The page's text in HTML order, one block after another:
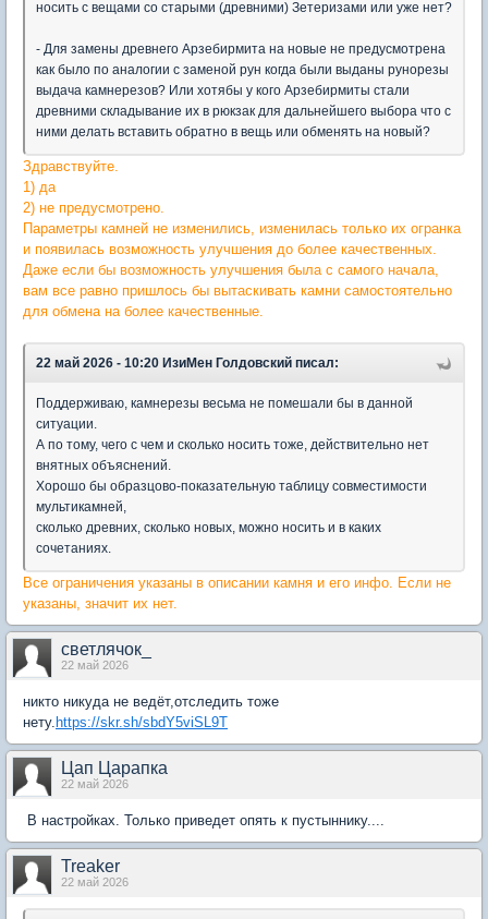
носить с вещами со старыми (древними) Зетеризами или уже нет?
- Для замены древнего Арзебирмита на новые не предусмотрена
как было по аналогии с заменой рун когда были выданы рунорезы
выдача камнерезов? Или хотябы у кого Арзебирмиты стали
древними складывание их в рюкзак для дальнейшего выбора что с
ними делать вставить обратно в вещь или обменять на новый?
Здравствуйте.
1) да
2) не предусмотрено.
Параметры камней не изменились, изменилась только их огранка
и появилась возможность улучшения до более качественных.
Даже если бы возможность улучшения была с самого начала,
вам все равно пришлось бы вытаскивать камни самостоятельно
для обмена на более качественные.
22 май 2026 - 10:20 ИзиМен Голдовский писал:
Поддерживаю, камнерезы весьма не помешали бы в данной
ситуации.
А по тому, чего с чем и сколько носить тоже, действительно нет
внятных объяснений.
Хорошо бы образцово-показательную таблицу совместимости
мультикамней,
сколько древних, сколько новых, можно носить и в каких
сочетаниях.
Все ограничения указаны в описании камня и его инфо. Если не
указаны, значит их нет.
светлячок_
22 май 2026
никто никуда не ведёт,отследить тоже
нету. https://skr.sh/sbdY5viSL9T
Цап Царапка
22 май 2026
В настройках. Только приведет опять к пустыннику....
Treaker
22 май 2026